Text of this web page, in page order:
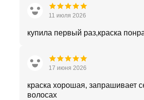
11 июля 2026
купила первый раз,краска
17 июня 2026
краска хорошая, запрашивает
волосах